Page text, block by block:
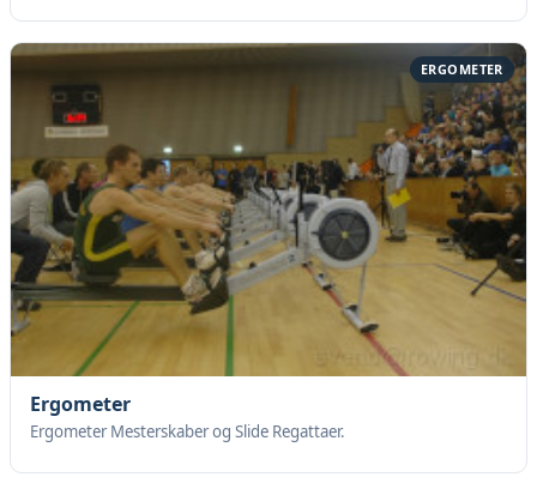
ERGOMETER
Ergometer
Ergometer Mesterskaber og Slide Regattaer.